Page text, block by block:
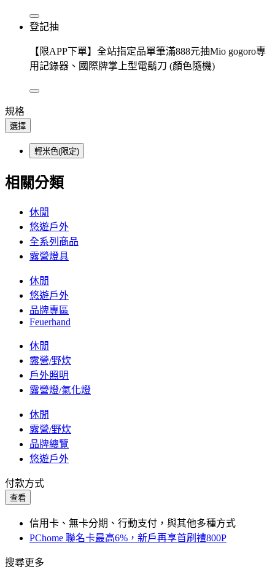
登記抽
【限APP下單】全站指定品單筆滿888元抽Mio gogoro專
用記錄器、國際牌掌上型電鬍刀 (顏色隨機)
規格
選擇
輕米色(限定)
相關分類
休閒
悠遊戶外
全系列商品
露營燈具
休閒
悠遊戶外
品牌專區
Feuerhand
休閒
露營/野炊
戶外照明
露營燈/氣化燈
休閒
露營/野炊
品牌總覽
悠遊戶外
付款方式
查看
信用卡、無卡分期、行動支付，與其他多種方式
PChome 聯名卡最高6%，新戶再享首刷禮800P
搜尋更多